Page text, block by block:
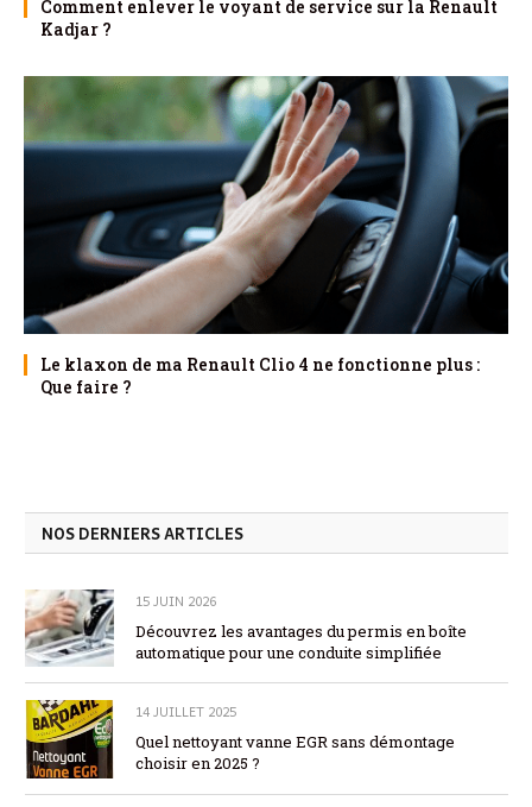
Comment enlever le voyant de service sur la Renault
Kadjar ?
Le klaxon de ma Renault Clio 4 ne fonctionne plus :
Que faire ?
NOS DERNIERS ARTICLES
15 JUIN 2026
Découvrez les avantages du permis en boîte
automatique pour une conduite simplifiée
14 JUILLET 2025
Quel nettoyant vanne EGR sans démontage
choisir en 2025 ?